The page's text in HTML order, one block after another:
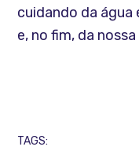
cuidando da água
e, no fim, da
TAGS: